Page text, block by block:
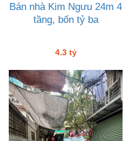
Bán nhà Kim Ngưu 24m 4
tầng, bốn tỷ ba
4.3 tỷ